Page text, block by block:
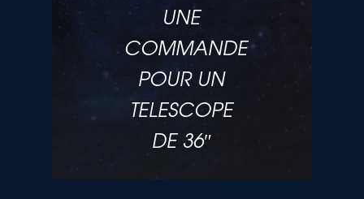
UNE
COMMANDE
POUR UN
TELESCOPE
DE 36″